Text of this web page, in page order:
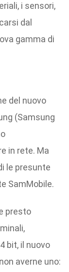
i sensori,
dal
gamma di
del nuovo
(Samsung
in rete. Ma
le presunte
SamMobile.
presto
bit, il nuovo
averne uno: